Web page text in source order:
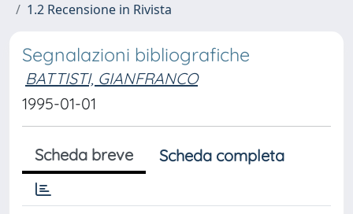
1.2 Recensione in Rivista
Segnalazioni bibliografiche
BATTISTI, GIANFRANCO
1995-01-01
Scheda breve Scheda completa